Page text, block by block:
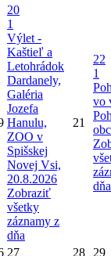
20
1
Výlet -
Kaštieľ a
Letohrádok
Dardanely,
Galéria
Jozefa
Hanulu,
ZOO v
Spišskej
Novej Vsi,
20.8.2026
Zobraziť
všetky
záznamy z
dňa
21
22
1
vo
dňa
27 28 29